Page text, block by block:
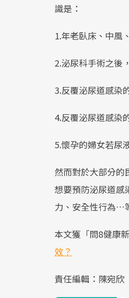
識是：
1.年老臥床、中風
2.泌尿科手術之後
3.反覆泌尿道感染
4.反覆泌尿道感染
5.懷孕的婦女若尿
然而對於大部分的
想要預防泌尿道感
力、安全性行為…
本文獲「問8健康
效？
責任編輯：陳宛欣